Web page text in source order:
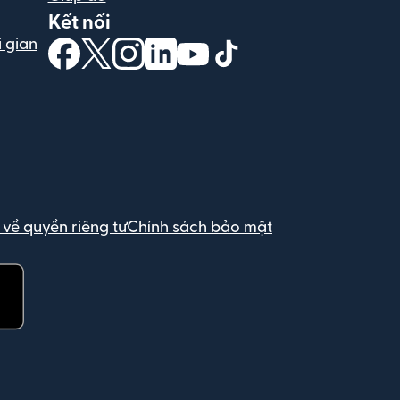
gian
Kết nối
(mở trong cửa sổ mới)
(mở trong cửa sổ mới)
(mở trong cửa sổ mới)
(mở trong cửa sổ mới)
(mở trong cửa sổ mới)
quyền riêng tưChính sách bảo mật